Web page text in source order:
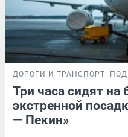
ДОРОГИ И ТРАНСПОРТ
Три часа сидят на
экстренной
— Пекин»